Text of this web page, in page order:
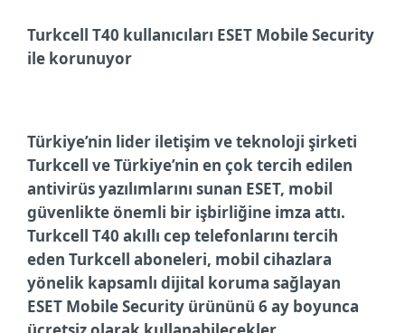
Turkcell T40 kullanıcıları ESET Mobile Security
ile korunuyor
Türkiye’nin lider iletişim ve teknoloji şirketi
Turkcell ve Türkiye’nin en çok tercih edilen
antivirüs yazılımlarını sunan ESET, mobil
güvenlikte önemli bir işbirliğine imza attı.
Turkcell T40 akıllı cep telefonlarını tercih
eden Turkcell aboneleri, mobil cihazlara
yönelik kapsamlı dijital koruma sağlayan
ESET Mobile Security ürününü 6 ay boyunca